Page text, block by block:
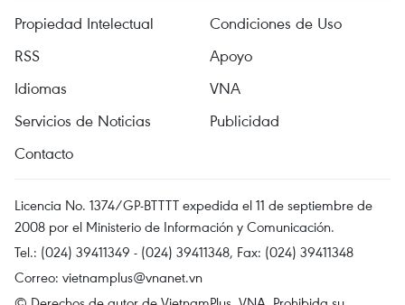
Propiedad Intelectual
Condiciones de Uso
RSS
Apoyo
Idiomas
VNA
Servicios de Noticias
Publicidad
Contacto
Licencia No. 1374/GP-BTTTT expedida el 11 de septiembre de
2008 por el Ministerio de Información y Comunicación.
Tel.: (024) 39411349 - (024) 39411348, Fax: (024) 39411348
Correo: vietnamplus@vnanet.vn